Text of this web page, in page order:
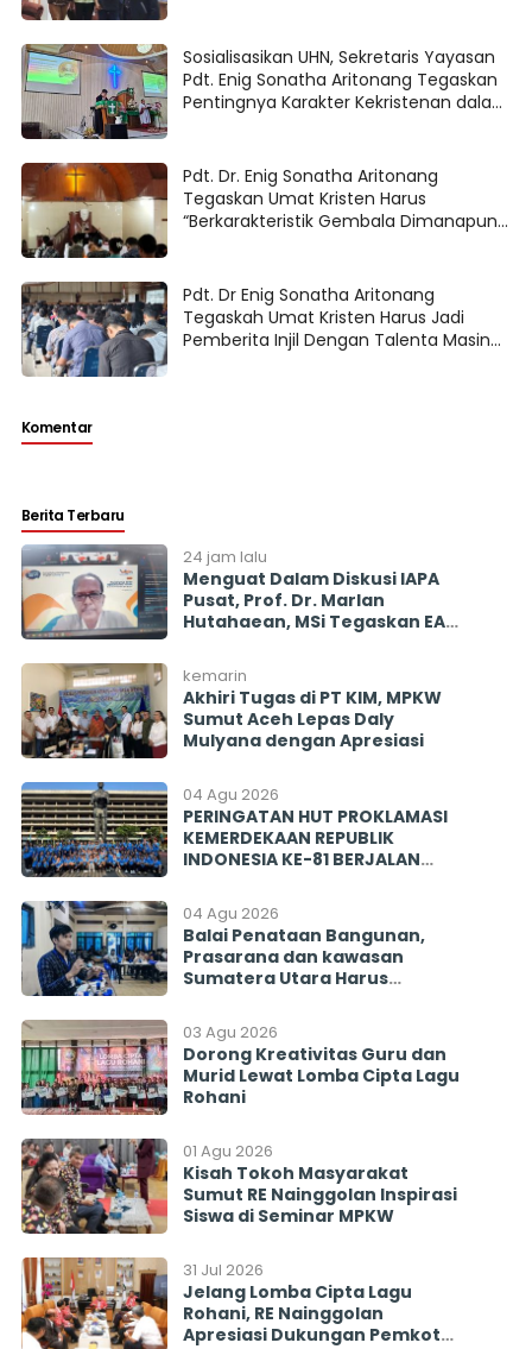
Sosialisasikan UHN, Sekretaris Yayasan
Pdt. Enig Sonatha Aritonang Tegaskan
Pentingnya Karakter Kekristenan dalam
Pdt. Dr. Enig Sonatha Aritonang
Tegaskan Umat Kristen Harus
“Berkarakteristik Gembala Dimanapun
Pdt. Dr Enig Sonatha Aritonang
Tegaskah Umat Kristen Harus Jadi
Pemberita Injil Dengan Talenta Masing
Komentar
Berita Terbaru
24 jam lalu
Menguat Dalam Diskusi IAPA
Pusat, Prof. Dr. Marlan
Hutahaean, MSi Tegaskan EAP
Mencegah Politisasi Pirokrasi
kemarin
Akhiri Tugas di PT KIM, MPKW
Sumut Aceh Lepas Daly
Mulyana dengan Apresiasi
04 Agu 2026
PERINGATAN HUT PROKLAMASI
KEMERDEKAAN REPUBLIK
INDONESIA KE-81 BERJALAN
BANGSA
04 Agu 2026
Balai Penataan Bangunan,
Prasarana dan kawasan
Sumatera Utara Harus
2026 Menyisakan Banyak
Tanda Tanya
03 Agu 2026
Dorong Kreativitas Guru dan
Murid Lewat Lomba Cipta Lagu
Rohani
01 Agu 2026
Kisah Tokoh Masyarakat
Sumut RE Nainggolan Inspirasi
Siswa di Seminar MPKW
31 Jul 2026
Jelang Lomba Cipta Lagu
Rohani, RE Nainggolan
Apresiasi Dukungan Pemkot